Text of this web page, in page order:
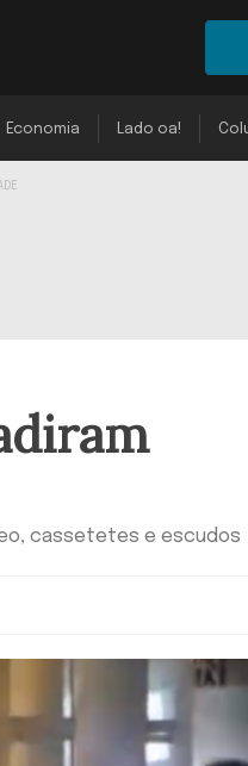
Economia Lado oa!
cassetetes e escudos